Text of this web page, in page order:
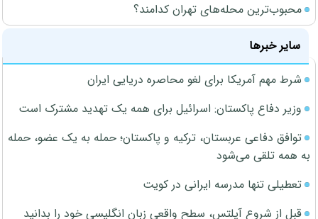
محبوب‌ترین محله‌های تهران کدامند؟
سایر خبرها
شرط مهم آمریکا برای لغو محاصره دریایی ایران
وزیر دفاع پاکستان: اسرائیل برای همه یک تهدید مشترک است
توافق دفاعی عربستان، ترکیه و پاکستان؛ حمله به یک عضو، حمله
به همه تلقی می‌شود
تعطیلی تنها مدرسه ایرانی در کویت
قبل از شروع آیلتس، سطح واقعی زبان انگلیسی خود را بدانید